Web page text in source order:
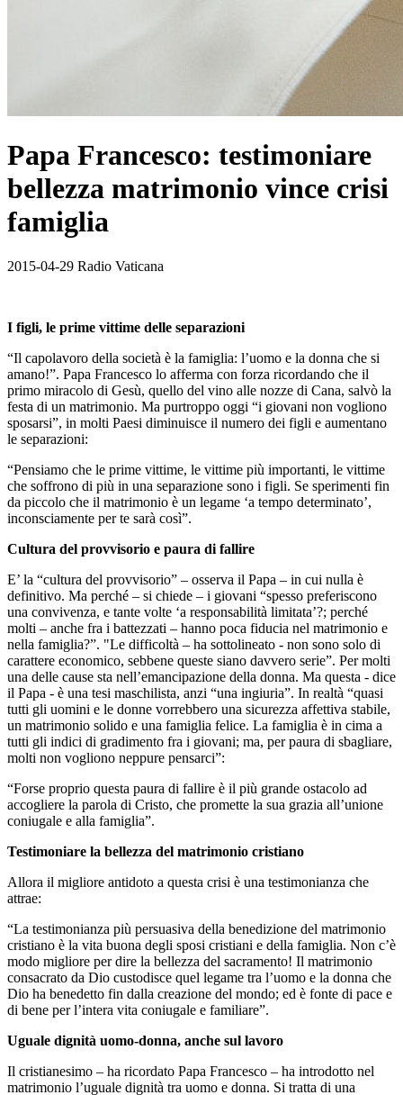
Papa Francesco: testimoniare
bellezza matrimonio vince crisi
famiglia
2015-04-29 Radio Vaticana
I figli, le prime vittime delle separazioni
“Il capolavoro della società è la famiglia: l’uomo e la donna che si
amano!”. Papa Francesco lo afferma con forza ricordando che il
primo miracolo di Gesù, quello del vino alle nozze di Cana, salvò la
festa di un matrimonio. Ma purtroppo oggi “i giovani non vogliono
sposarsi”, in molti Paesi diminuisce il numero dei figli e aumentano
le separazioni:
“Pensiamo che le prime vittime, le vittime più importanti, le vittime
che soffrono di più in una separazione sono i figli. Se sperimenti fin
da piccolo che il matrimonio è un legame ‘a tempo determinato’,
inconsciamente per te sarà così”.
Cultura del provvisorio e paura di fallire
E’ la “cultura del provvisorio” – osserva il Papa – in cui nulla è
definitivo. Ma perché – si chiede – i giovani “spesso preferiscono
una convivenza, e tante volte ‘a responsabilità limitata’?; perché
molti – anche fra i battezzati – hanno poca fiducia nel matrimonio e
nella famiglia?”. "Le difficoltà – ha sottolineato - non sono solo di
carattere economico, sebbene queste siano davvero serie”. Per molti
una delle cause sta nell’emancipazione della donna. Ma questa - dice
il Papa - è una tesi maschilista, anzi “una ingiuria”. In realtà “quasi
tutti gli uomini e le donne vorrebbero una sicurezza affettiva stabile,
un matrimonio solido e una famiglia felice. La famiglia è in cima a
tutti gli indici di gradimento fra i giovani; ma, per paura di sbagliare,
molti non vogliono neppure pensarci”:
“Forse proprio questa paura di fallire è il più grande ostacolo ad
accogliere la parola di Cristo, che promette la sua grazia all’unione
coniugale e alla famiglia”.
Testimoniare la bellezza del matrimonio cristiano
Allora il migliore antidoto a questa crisi è una testimonianza che
attrae:
“La testimonianza più persuasiva della benedizione del matrimonio
cristiano è la vita buona degli sposi cristiani e della famiglia. Non c’è
modo migliore per dire la bellezza del sacramento! Il matrimonio
consacrato da Dio custodisce quel legame tra l’uomo e la donna che
Dio ha benedetto fin dalla creazione del mondo; ed è fonte di pace e
di bene per l’intera vita coniugale e familiare”.
Uguale dignità uomo-donna, anche sul lavoro
Il cristianesimo – ha ricordato Papa Francesco – ha introdotto nel
matrimonio l’uguale dignità tra uomo e donna. Si tratta di una